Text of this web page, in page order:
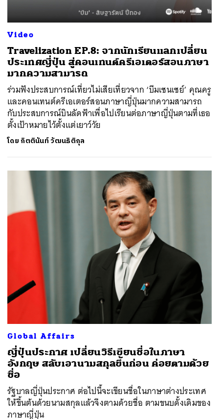
Video
Travelization EP.8: จากนักเรียนแลกเปลี่ยน
ประเทศญี่ปุ่น สู่คอนเทนต์ครีเอเตอร์สอนภาษา
มากความสามารถ
ร่วมฟังประสบการณ์เที่ยวไม่เสียเที่ยวจาก ‘บีมเซนเซย์’ คุณครู
และคอนเทนต์ครีเอเตอร์สอนภาษาญี่ปุ่นมากความสามารถ
กับประสบการณ์บินลัดฟ้าเพื่อไปเรียนต่อภาษาญี่ปุ่นตามที่เธอ
ตั้งเป้าหมายไว้ตั้งแต่เยาว์วัย
โดย กิตตินันท์ วัฒนธิติกุล
Global Affairs
ญี่ปุ่นประกาศ เปลี่ยนวิธีเขียนชื่อในภาษา
อังกฤษ สลับเอานามสกุลขึ้นก่อน ค่อยตามด้วย
ชื่อ
รัฐบาลญี่ปุ่นประกาศ ต่อไปนี้จะเขียนชื่อในภาษาต่างประเทศ
ให้ขึ้นต้นด้วยนามสกุลแล้วจึงตามด้วยชื่อ ตามขนบดั้งเดิมของ
ภาษาญี่ปุ่น
SHARE TWEET LINE EMAIL